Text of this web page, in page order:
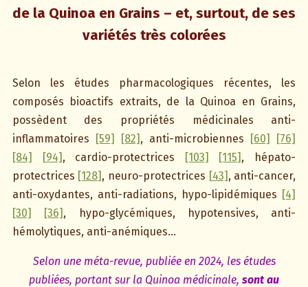
de la Quinoa en Grains – et, surtout, de ses
variétés très colorées
Selon les études pharmacologiques récentes, les
composés bioactifs extraits, de la Quinoa en Grains,
possèdent des propriétés médicinales anti-
inflammatoires
[59] [82] , anti-microbiennes [60]
[76]
[84]
[94] , cardio-protectrices [103] [115] , hépato-
protectrices [128] , neuro-protectrices [43] , anti-cancer,
anti-oxydantes, anti-radiations, hypo-lipidémiques [4]
[30]
[36] , hypo-glycémiques, hypotensives, anti-
hémolytiques, anti-anémiques…
Selon une méta-revue, publiée en 2024, les études
publiées, portant sur la Quinoa médicinale, sont au